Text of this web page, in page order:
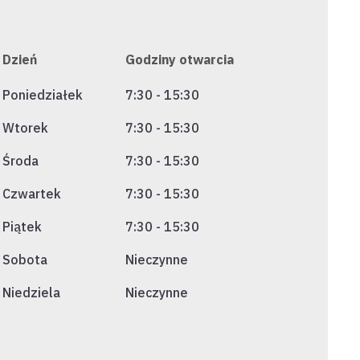
Dzień Godziny otwarcia
Poniedziałek 7:30 - 15:30
Wtorek 7:30 - 15:30
Środa 7:30 - 15:30
Czwartek 7:30 - 15:30
Piątek 7:30 - 15:30
Sobota Nieczynne
Niedziela Nieczynne